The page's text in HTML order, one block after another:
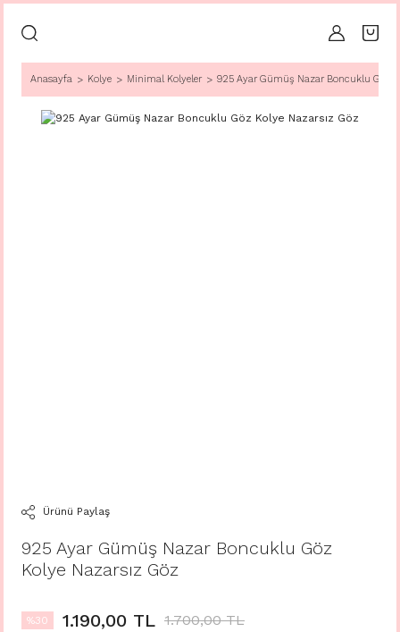
Anasayfa Kolye Minimal Kolyeler 925 Ayar Gümüş Nazar Boncuklu Göz
Ürünü Paylaş
925 Ayar Gümüş Nazar Boncuklu Göz
Kolye Nazarsız Göz
%30 1.190,00 TL 1.700,00 TL